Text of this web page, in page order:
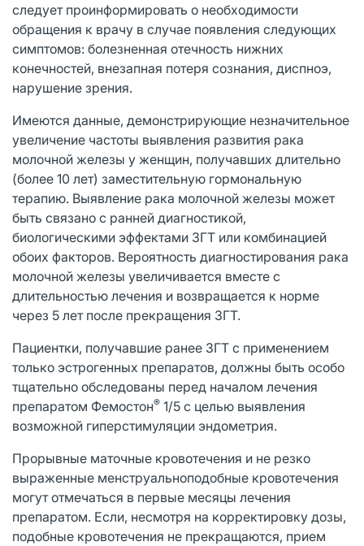
следует проинформировать о необходимости
обращения к врачу в случае появления следующих
симптомов: болезненная отечность нижних
конечностей, внезапная потеря сознания, диспноэ,
нарушение зрения.
Имеются данные, демонстрирующие незначительное
увеличение частоты выявления развития рака
молочной железы у женщин, получавших длительно
(более 10 лет) заместительную гормональную
терапию. Выявление рака молочной железы может
быть связано с ранней диагностикой,
биологическими эффектами ЗГТ или комбинацией
обоих факторов. Вероятность диагностирования рака
молочной железы увеличивается вместе с
длительностью лечения и возвращается к норме
через 5 лет после прекращения ЗГТ.
Пациентки, получавшие ранее ЗГТ с применением
только эстрогенных препаратов, должны быть особо
тщательно обследованы перед началом лечения
препаратом Фемостон® 1/5 с целью выявления
возможной гиперстимуляции эндометрия.
Прорывные маточные кровотечения и не резко
выраженные менструальноподобные кровотечения
могут отмечаться в первые месяцы лечения
препаратом. Если, несмотря на корректировку дозы,
подобные кровотечения не прекращаются, прием